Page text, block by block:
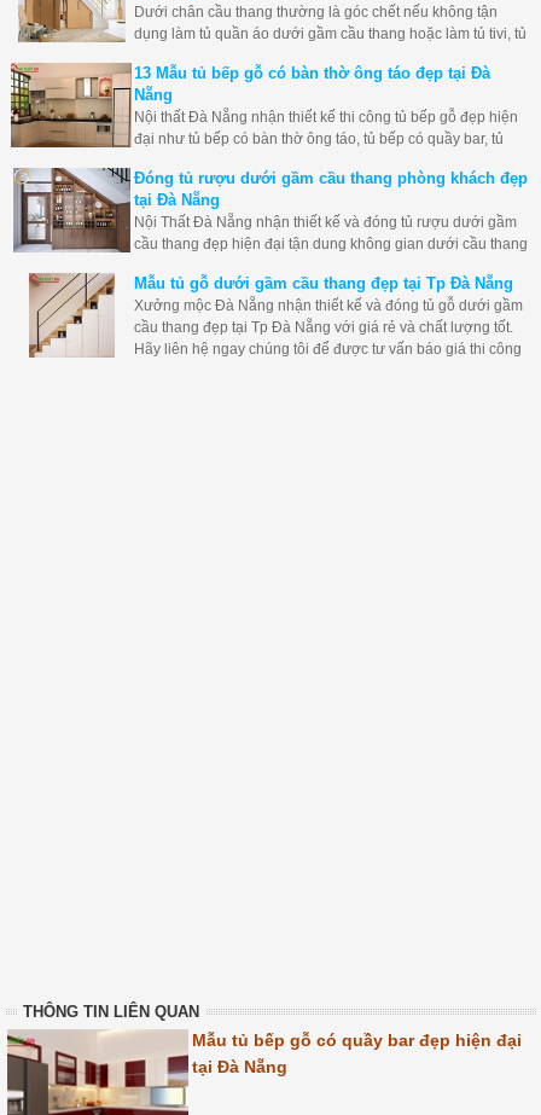
Dưới chân cầu thang thường là góc chết nếu không tận
dụng làm tủ quần áo dưới gầm cầu thang hoặc làm tủ tivi, tủ
mình, Nội thất Đà Nẵng nhận thiết kế và đóng tủ dưới chân
cầu thang đẹp giá rẻ hãy liên hệ ngay nhé.
13 Mẫu tủ bếp gỗ có bàn thờ ông táo đẹp tại Đà
Nẵng
Nội thất Đà Nẵng nhận thiết kế thi công tủ bếp gỗ đẹp hiện
đại như tủ bếp có bàn thờ ông táo, tủ bếp có quầy bar, tủ
nhất.
Đóng tủ rượu dưới gầm cầu thang phòng khách đẹp
tại Đà Nẵng
Nội Thất Đà Nẵng nhận thiết kế và đóng tủ rượu dưới gầm
cầu thang đẹp hiện đại tận dung không gian dưới cầu thang
đóng tủ cầu thang cho bạn nhé.
Mẫu tủ gỗ dưới gầm cầu thang đẹp tại Tp Đà Nẵng
Xưởng mộc Đà Nẵng nhận thiết kế và đóng tủ gỗ dưới gầm
cầu thang đẹp tại Tp Đà Nẵng với giá rẻ và chất lượng tốt.
Hãy liên hệ ngay chúng tôi để được tư vấn báo giá thi công
THÔNG TIN LIÊN QUAN
Mẫu tủ bếp gỗ có quầy bar đẹp hiện đại
tại Đà Nẵng